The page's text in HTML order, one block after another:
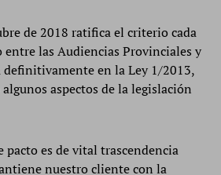
de 2018 ratifica el criterio cada
entre las Audiencias Provinciales y
definitivamente en la Ley 1/2013,
aspectos de la legislación
pacto es de vital trascendencia
nuestro cliente con la